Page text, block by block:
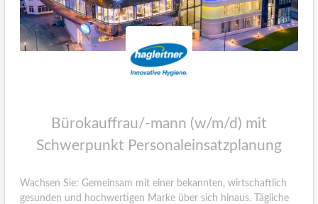
Bürokauffrau/-mann (w/m/d) mit
Schwerpunkt Personaleinsatzplanung
Wachsen Sie: Gemeinsam mit einer bekannten, wirtschaftlich
gesunden und hochwertigen Marke über sich hinaus. Tägliche